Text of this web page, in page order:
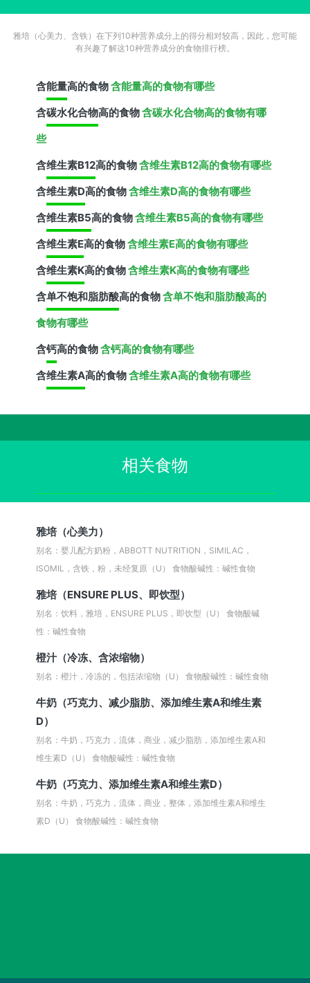
雅培（心美力、含铁）在下列10种营养成分上的得分相对较高，因此，您可能
有兴趣了解这10种营养成分的食物排行榜。
含能量高的食物含能量高的食物有哪些
含碳水化合物高的食物含碳水化合物高的食物有哪
些
含维生素B12高的食物含维生素B12高的食物有哪些
含维生素D高的食物含维生素D高的食物有哪些
含维生素B5高的食物含维生素B5高的食物有哪些
含维生素E高的食物含维生素E高的食物有哪些
含维生素K高的食物含维生素K高的食物有哪些
含单不饱和脂肪酸高的食物含单不饱和脂肪酸高的
食物有哪些
含钙高的食物含钙高的食物有哪些
含维生素A高的食物含维生素A高的食物有哪些
相关食物
雅培（心美力）
别名：婴儿配方奶粉，ABBOTT NUTRITION，SIMILAC，
ISOMIL，含铁，粉，未经复原（U）食物酸碱性：碱性食物
雅培（ENSURE PLUS、即饮型）
别名：饮料，雅培，ENSURE PLUS，即饮型（U）食物酸碱
性：碱性食物
橙汁（冷冻、含浓缩物）
别名：橙汁，冷冻的，包括浓缩物（U）食物酸碱性：碱性食物
牛奶（巧克力、减少脂肪、添加维生素A和维生素
D）
别名：牛奶，巧克力，流体，商业，减少脂肪，添加维生素A和
维生素D（U）食物酸碱性：碱性食物
牛奶（巧克力、添加维生素A和维生素D）
别名：牛奶，巧克力，流体，商业，整体，添加维生素A和维生
素D（U）食物酸碱性：碱性食物